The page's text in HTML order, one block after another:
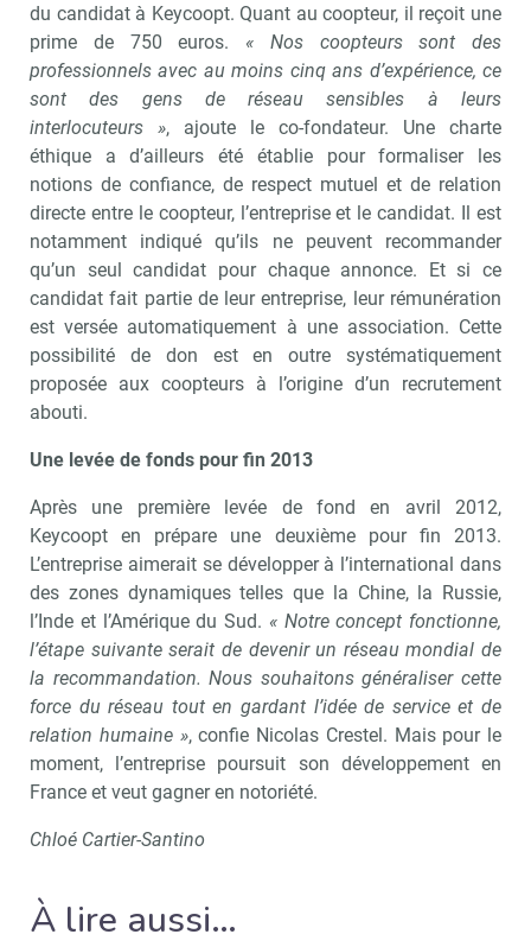
du candidat à Keycoopt. Quant au coopteur, il reçoit une
prime de 750 euros. « Nos coopteurs sont des
professionnels avec au moins cinq ans d’expérience, ce
sont des gens de réseau sensibles à leurs
interlocuteurs », ajoute le co-fondateur. Une charte
éthique a d’ailleurs été établie pour formaliser les
notions de confiance, de respect mutuel et de relation
directe entre le coopteur, l’entreprise et le candidat. Il est
notamment indiqué qu’ils ne peuvent recommander
qu’un seul candidat pour chaque annonce. Et si ce
candidat fait partie de leur entreprise, leur rémunération
est versée automatiquement à une association. Cette
possibilité de don est en outre systématiquement
proposée aux coopteurs à l’origine d’un recrutement
abouti.
Une levée de fonds pour fin 2013
Après une première levée de fond en avril 2012,
Keycoopt en prépare une deuxième pour fin 2013.
L’entreprise aimerait se développer à l’international dans
des zones dynamiques telles que la Chine, la Russie,
l’Inde et l’Amérique du Sud. « Notre concept fonctionne,
l’étape suivante serait de devenir un réseau mondial de
la recommandation. Nous souhaitons généraliser cette
force du réseau tout en gardant l’idée de service et de
relation humaine », confie Nicolas Crestel. Mais pour le
moment, l’entreprise poursuit son développement en
France et veut gagner en notoriété.
Chloé Cartier-Santino
À lire aussi…
Recevoir RH Matin